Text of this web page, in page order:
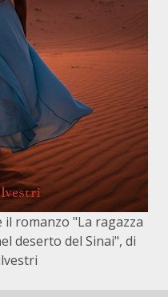
romanzo "La ragazza
deserto del Sinai", di